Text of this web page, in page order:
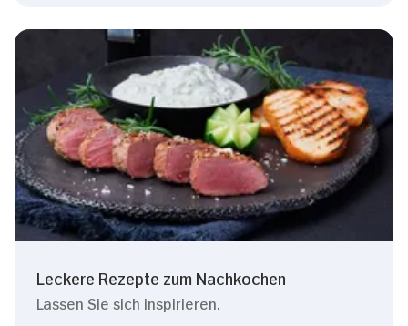
Leckere Rezepte zum Nachkochen
Lassen Sie sich inspirieren.